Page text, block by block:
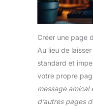
Créer une page
Au lieu de
standard et
votre propre
message amical
d’autres pages